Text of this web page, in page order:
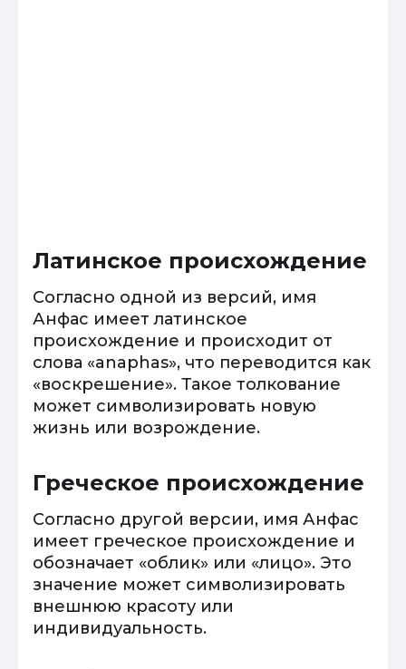
Латинское происхождение
Согласно одной из версий, имя
Анфас имеет латинское
происхождение и происходит от
слова «anaphas», что переводится как
«воскрешение». Такое толкование
может символизировать новую
жизнь или возрождение.
Греческое происхождение
Согласно другой версии, имя Анфас
имеет греческое происхождение и
обозначает «облик» или «лицо». Это
значение может символизировать
внешнюю красоту или
индивидуальность.